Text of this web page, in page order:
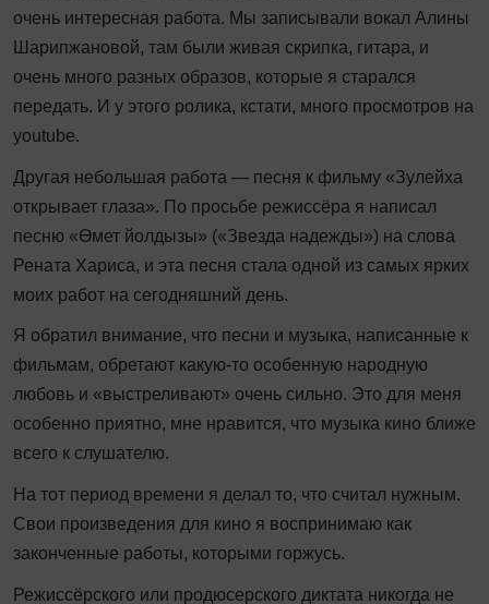
очень интересная работа. Мы записывали вокал Алины
Шарипжановой, там были живая скрипка, гитара, и
очень много разных образов, которые я старался
передать. И у этого ролика, кстати, много просмотров на
youtube.
Другая небольшая работа — песня к фильму «Зулейха
открывает глаза». По просьбе режиссёра я написал
песню «Өмет йолдызы» («Звезда надежды») на слова
Рената Хариса, и эта песня стала одной из самых ярких
моих работ на сегодняшний день.
Я обратил внимание, что песни и музыка, написанные к
фильмам, обретают какую-то особенную народную
любовь и «выстреливают» очень сильно. Это для меня
особенно приятно, мне нравится, что музыка кино ближе
всего к слушателю.
На тот период времени я делал то, что считал нужным.
Свои произведения для кино я воспринимаю как
законченные работы, которыми горжусь.
Режиссёрского или продюсерского диктата никогда не